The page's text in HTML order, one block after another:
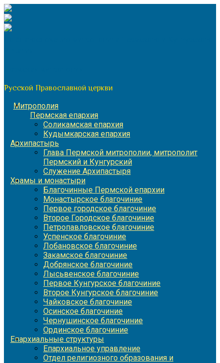
Перейти
к
содержимому
Русской Православной церкви
Митрополия
Пермская епархия
Соликамская епархия
Кудымкарская епархия
Архипастырь
Глава Пермской митрополии, митрополит
Пермский и Кунгурский
Служение Архипастыря
Храмы и монастыри
Благочинные Пермской епархии
Монастырское благочиние
Первое городское благочиние
Второе Городское благочиние
Петропавловское благочиние
Успенское благочиние
Лобановское благочиние
Закамское благочиние
Добрянское благочиние
Лысьвенское благочиние
Первое Кунгурское благочиние
Второе Кунгурское благочиние
Чайковское благочиние
Осинское благочиние
Чернушинское благочиние
Ординское благочиние
Епархиальные структуры
Епархиальное управление
Отдел религиозного образования и